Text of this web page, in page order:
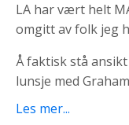
LA har vært helt
omgitt av folk jeg
Å faktisk stå
lunsje med
Les mer...